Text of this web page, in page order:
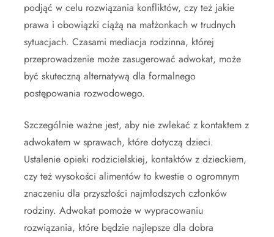
podjąć w celu rozwiązania konfliktów, czy też jakie
prawa i obowiązki ciążą na małżonkach w trudnych
sytuacjach. Czasami mediacja rodzinna, której
przeprowadzenie może zasugerować adwokat, może
być skuteczną alternatywą dla formalnego
postępowania rozwodowego.
Szczególnie ważne jest, aby nie zwlekać z kontaktem z
adwokatem w sprawach, które dotyczą dzieci.
Ustalenie opieki rodzicielskiej, kontaktów z dzieckiem,
czy też wysokości alimentów to kwestie o ogromnym
znaczeniu dla przyszłości najmłodszych członków
rodziny. Adwokat pomoże w wypracowaniu
rozwiązania, które będzie najlepsze dla dobra